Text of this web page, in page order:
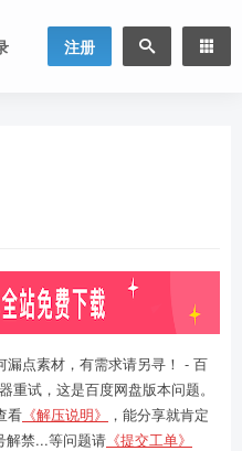
注册
点素材，有需求请另寻！ - 百
重试，这是百度网盘版本问题。
看 《解压说明》
，能分享就肯定
解禁...等问题请 《提交工单》